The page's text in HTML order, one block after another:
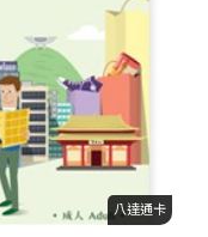
八達通卡